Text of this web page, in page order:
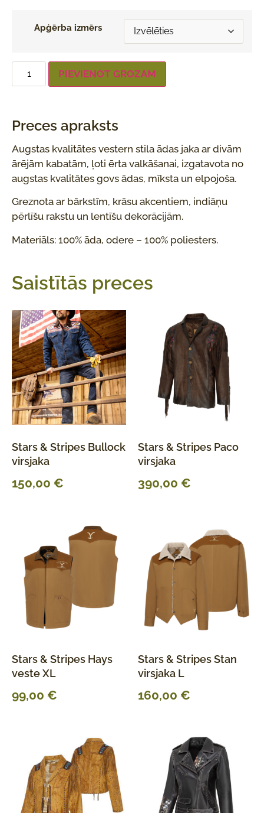
Apģērba izmērs
PIEVIENOT GROZAM
Preces apraksts
Augstas kvalitātes vestern stila ādas jaka ar divām
ārējām kabatām, ļoti ērta valkāšanai, izgatavota no
augstas kvalitātes govs ādas, mīksta un elpojoša.
Greznota ar bārkstīm, krāsu akcentiem, indiāņu
pērlīšu rakstu un lentīšu dekorācijām.
Materiāls: 100% āda, odere – 100% poliesters.
Saistītās preces
Stars & Stripes Bullock
virsjaka
150,00 €
Stars & Stripes Paco
virsjaka
390,00 €
Stars & Stripes Hays
veste XL
99,00 €
Stars & Stripes Stan
virsjaka L
160,00 €